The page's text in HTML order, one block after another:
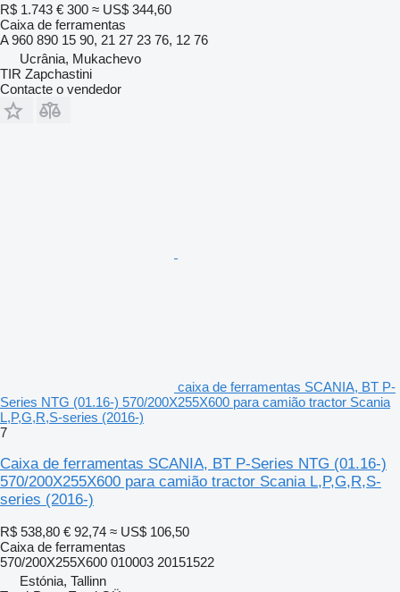
R$ 1.743 € 300 ≈ US$ 344,60
Caixa de ferramentas
A 960 890 15 90, 21 27 23 76, 12 76
Ucrânia, Mukachevo
TIR Zapchastini
Contacte o vendedor
caixa de ferramentas SCANIA, BT P-
Series NTG (01.16-) 570/200X255X600 para camião tractor Scania
L,P,G,R,S-series (2016-)
7
Caixa de ferramentas SCANIA, BT P-Series NTG (01.16-)
570/200X255X600 para camião tractor Scania L,P,G,R,S-
series (2016-)
R$ 538,80 € 92,74 ≈ US$ 106,50
Caixa de ferramentas
570/200X255X600 010003 20151522
Estónia, Tallinn